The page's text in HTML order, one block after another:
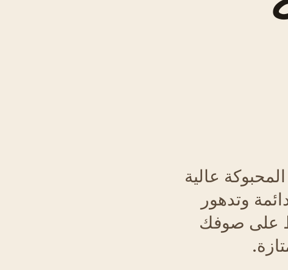
عالية
وتدهور
على صوفك